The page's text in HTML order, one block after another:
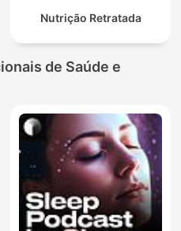
Nutrição Retratada
de Saúde e